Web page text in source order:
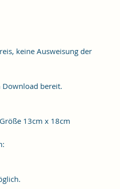
keine Ausweisung der
Download bereit.
13cm x 18cm